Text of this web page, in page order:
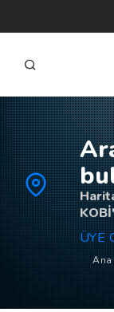
FIRMALAR
ÜRÜNLER
NASIL
YARDIM
ÜYE